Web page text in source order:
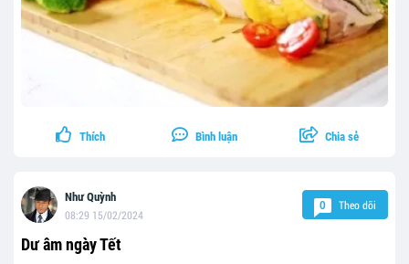
Thích Bình luận Chia sẻ
Như Quỳnh
08:29 15/02/2024
0 Theo dõi
Dư âm ngày Tết